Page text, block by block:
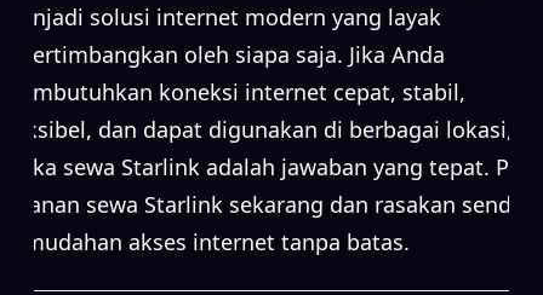
menjadi solusi internet modern yang layak
dipertimbangkan oleh siapa saja. Jika Anda
membutuhkan koneksi internet cepat, stabil,
fleksibel, dan dapat digunakan di berbagai lokasi,
maka sewa Starlink adalah jawaban yang tepat. Pilih
layanan sewa Starlink sekarang dan rasakan sendiri
kemudahan akses internet tanpa batas.